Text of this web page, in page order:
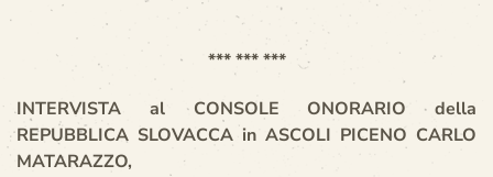
*** *** ***
INTERVISTA al CONSOLE ONORARIO della
REPUBBLICA SLOVACCA in ASCOLI PICENO CARLO
MATARAZZO,